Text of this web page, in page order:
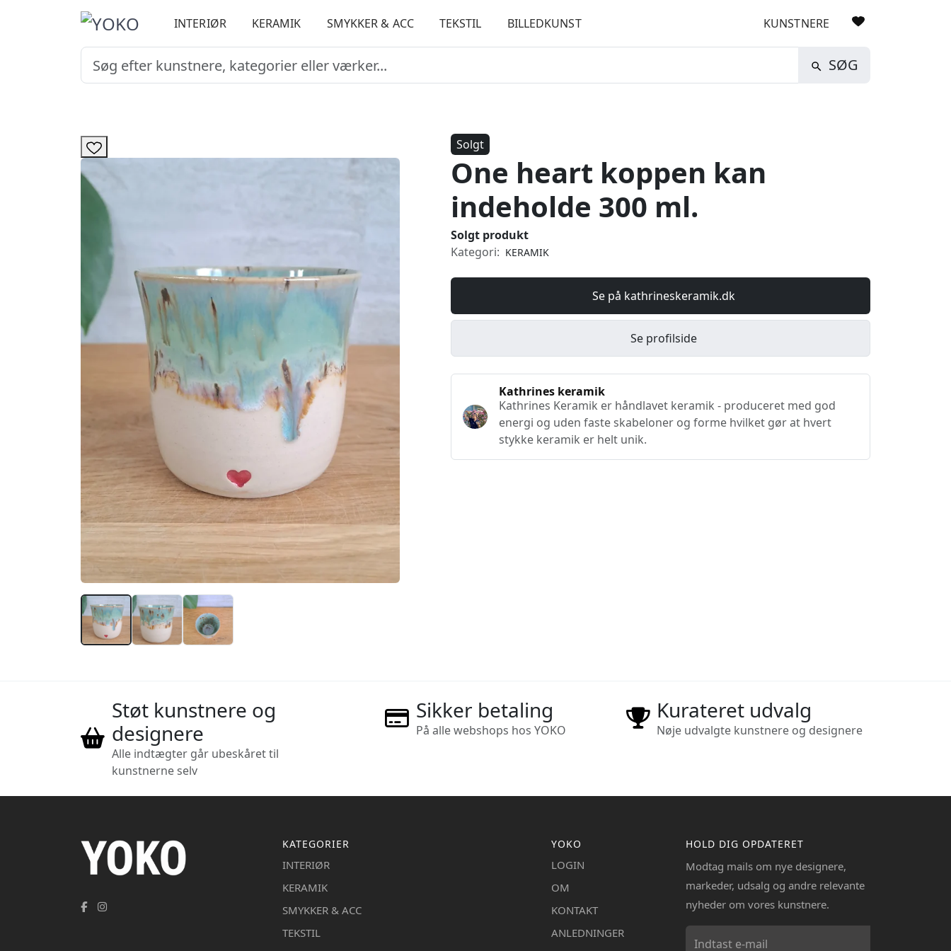
INTERIØR KERAMIK SMYKKER & ACC TEKSTIL BILLEDKUNST KUNSTNERE
SØG
Solgt
One heart koppen kan
indeholde 300 ml.
Solgt produkt
Kategori: KERAMIK
Se på kathrineskeramik.dk
Se profilside
Kathrines keramik
Kathrines Keramik er håndlavet keramik - produceret med god
energi og uden faste skabeloner og forme hvilket gør at hvert
stykke keramik er helt unik.
Støt kunstnere og
designere
Alle indtægter går ubeskåret til
kunstnerne selv
Sikker betaling
På alle webshops hos YOKO
Kurateret udvalg
Nøje udvalgte kunstnere og designere
KATEGORIER
INTERIØR
KERAMIK
SMYKKER & ACC
TEKSTIL
YOKO
LOGIN
OM
KONTAKT
ANLEDNINGER
HOLD DIG OPDATERET
Modtag mails om nye designere,
markeder, udsalg og andre relevante
nyheder om vores kunstnere.